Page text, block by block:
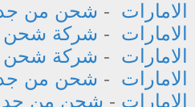
الامارات - شحن من
الامارات - شركة شحن
الامارات - شركة شحن
الامارات - شحن من
الامارات - شحن من